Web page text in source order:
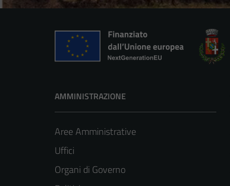
AMMINISTRAZIONE
Aree Amministrative
Uffici
Organi di Governo